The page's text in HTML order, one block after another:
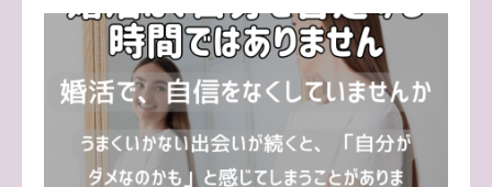
成婚までの流れ
会員様からの喜びの声
よくあるご質問